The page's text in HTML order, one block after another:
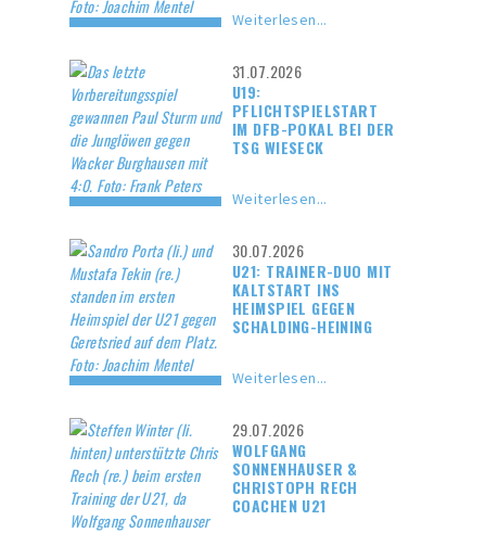
Weiterlesen...
31.07.2026
U19:
PFLICHTSPIELSTART
IM DFB-POKAL BEI DER
TSG WIESECK
Weiterlesen...
30.07.2026
U21: TRAINER-DUO MIT
KALTSTART INS
HEIMSPIEL GEGEN
SCHALDING-HEINING
Weiterlesen...
29.07.2026
WOLFGANG
SONNENHAUSER &
CHRISTOPH RECH
COACHEN U21